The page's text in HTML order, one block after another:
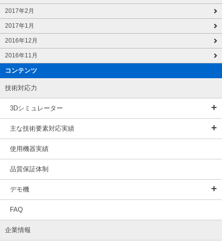
2017年2月
2017年1月
2016年12月
2016年11月
コンテンツ
技術対応力
3Dシミュレーター
主な技術要素対応実績
使用機器実績
品質保証体制
デモ機
FAQ
企業情報